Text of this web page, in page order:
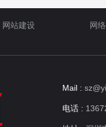
网站建设 网
Mail :
电话 :